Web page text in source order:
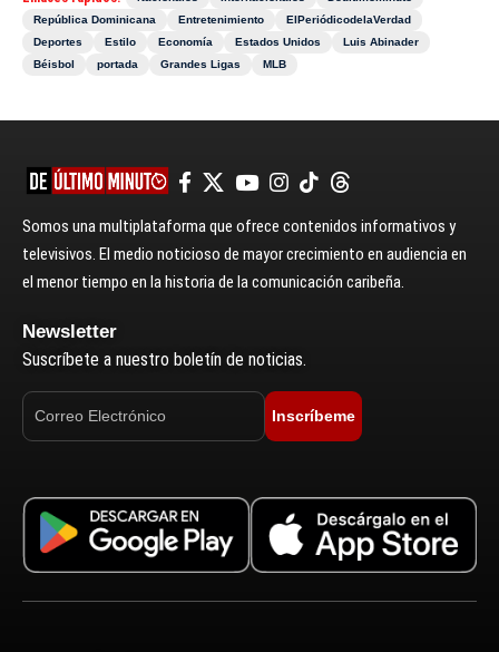
República Dominicana
Entretenimiento
ElPeriódicodelaVerdad
Deportes
Estilo Economía Estados Unidos
Luis Abinader
Béisbol
portada Grandes Ligas MLB
Somos una multiplataforma que ofrece contenidos informativos y
televisivos. El medio noticioso de mayor crecimiento en audiencia en
el menor tiempo en la historia de la comunicación caribeña.
Newsletter
Suscríbete a nuestro boletín de noticias.
Inscríbeme